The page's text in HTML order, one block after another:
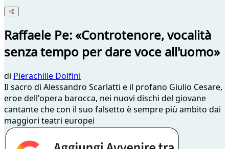
Raffaele Pe: «Controtenore, vocalità
senza tempo per dare voce all'uomo»
di Pierachille Dolfini
Il sacro di Alessandro Scarlatti e il profano Giulio Cesare,
eroe dell'opera barocca, nei nuovi dischi del giovane
cantante che con il suo falsetto è sempre più ambito dai
maggiori teatri europei